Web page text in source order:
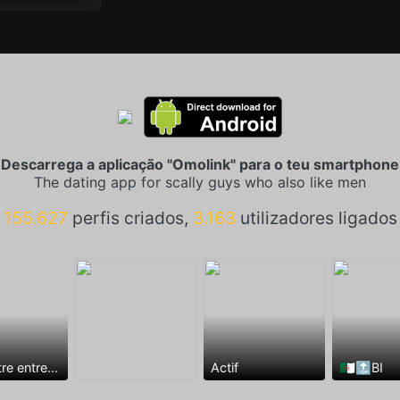
Descarrega a aplicação "Omolink" para o teu smartphone
The dating app for scally guys who also like men
155.627 perfis criados, 3.163 utilizadores ligados
Rencontre entre mecs Actif 🇩🇿🔝BI